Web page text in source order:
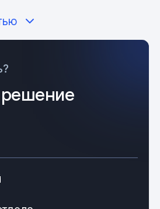
приспособления
за фиксированный промежуток
ее поперечного сечения,
кабель, бронированный
СИП кабель и другие. С
и технических
погодные и климатические